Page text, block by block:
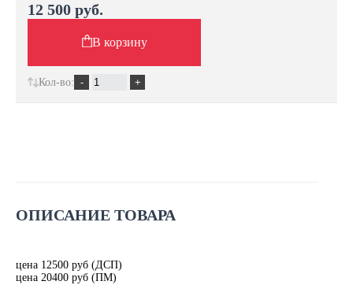
ОПИСАНИЕ ТОВАРА
цена 12500 руб (ДСП)
цена 20400 руб (ПМ)
12 500 руб.
В корзину
Кол-во: